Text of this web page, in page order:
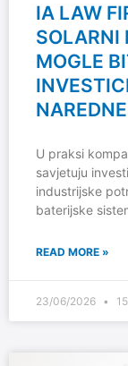
IA LAW
SOLARNI
MOGLE
U praksi
savjetuju
industrijske
baterijske
READ MORE »
23/06/2026